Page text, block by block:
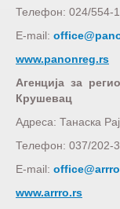
Телефон: 024/554-
E-mail:
www.panonreg.rs
Агенција за
Крушевац
Адреса: Танаска
Телефон: 037/202-
E-mail:
www.arrro.rs